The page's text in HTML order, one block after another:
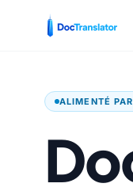
Soins
LA LANGUE
l'espagnol
ALIMENTÉ